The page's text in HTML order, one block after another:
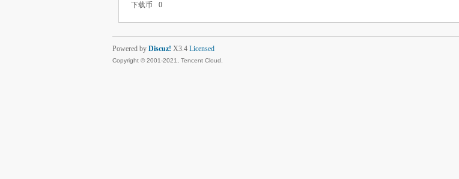
下载币
0
Powered by Discuz! X3.4 Licensed
Copyright © 2001-2021, Tencent Cloud.